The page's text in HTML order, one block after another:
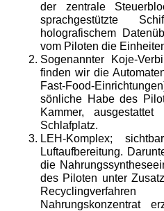
der zentrale
sprachgestützte
holografischem
vom Piloten die
Sogenannter Koje-
finden wir die
Fast-Food-
sönliche Habe des
Kammer,
Schlafplatz.
LEH-Komplex;
Luftaufbereitung.
die
des Piloten unter
Nahrungskonzentrat